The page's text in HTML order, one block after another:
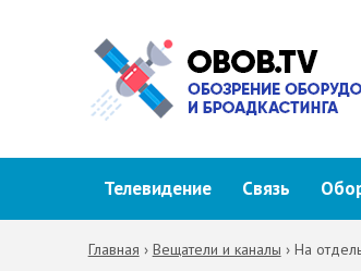
Телевидение Связь
Главная › Вещатели и каналы › На